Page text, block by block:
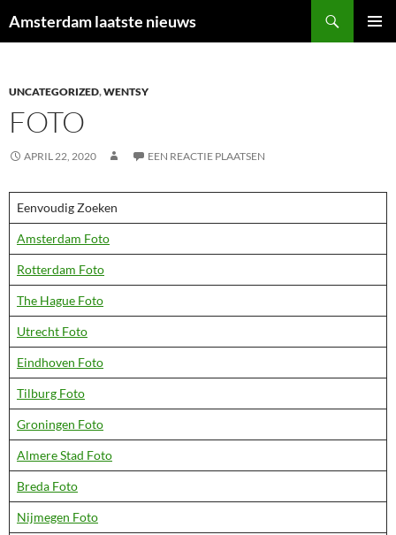
naar
Amsterdam laatste nieuws
UNCATEGORIZED,WENTSY
FOTO
APRIL 22, 2020 EEN REACTIE PLAATSEN
Eenvoudig Zoeken
Amsterdam Foto
Rotterdam Foto
The Hague Foto
Utrecht Foto
Eindhoven Foto
Tilburg Foto
Groningen Foto
Almere Stad Foto
Breda Foto
Nijmegen Foto